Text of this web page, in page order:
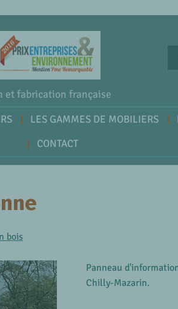
et fabrication française
LES GAMMES DE MOBILIERS
CONTACT
bois
Panneau
Chilly-Mazarin.